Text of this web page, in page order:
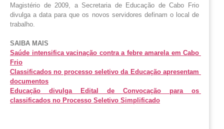
Magistério de 2009, a Secretaria de Educação de Cabo Frio
divulga a data para que os novos servidores definam o local de
trabalho.
SAIBA MAIS
Saúde intensifica vacinação contra a febre amarela em Cabo
Frio
Classificados no processo seletivo da Educação apresentam
documentos
Educação divulga Edital de Convocação para os
classificados no Processo Seletivo Simplificado